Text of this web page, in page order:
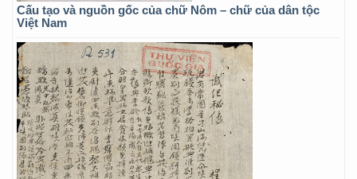
Cấu tạo và nguồn gốc của chữ Nôm – chữ của dân tộc
Việt Nam